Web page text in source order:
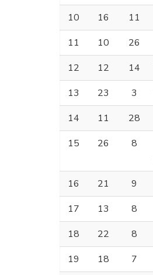
10
16 11
11
10 26
12
12 14
13
23 3
14
11 28
15
26 8
16 21 9
17
13 8
18
22 8
19
18 7